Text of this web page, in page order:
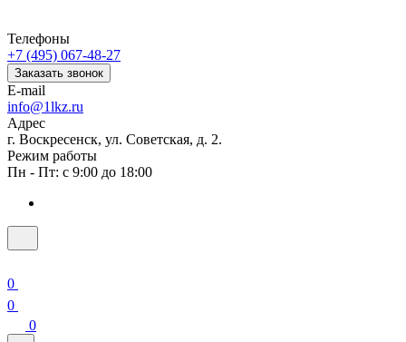
Телефоны
+7 (495) 067-48-27
Заказать звонок
E-mail
info@1lkz.ru
Адрес
г. Воскресенск, ул. Советская, д. 2.
Режим работы
Пн - Пт: с 9:00 до 18:00
0
0
0